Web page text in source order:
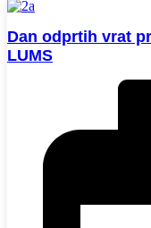
Dan odprtih vrat
LUMS